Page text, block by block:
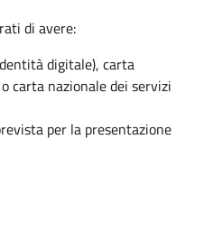
di avere:
digitale), carta
carta nazionale dei servizi
per la presentazione